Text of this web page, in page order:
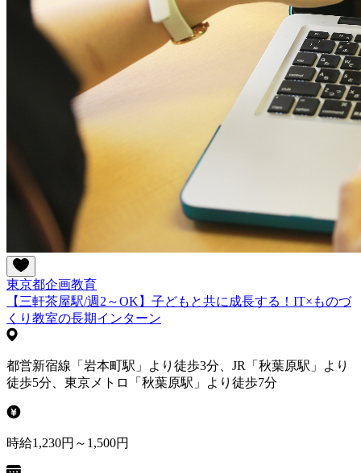
東京都企画教育
【三軒茶屋駅/週2～OK】子どもと共に成長する！IT×ものづ
くり教室の長期インターン
都営新宿線「岩本町駅」より徒歩3分、JR「秋葉原駅」より
徒歩5分、東京メトロ「秋葉原駅」より徒歩7分
時給1,230円～1,500円